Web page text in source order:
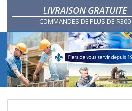
LIVRAISON GRATUITE
COMMANDES DE PLUS DE $300
Previous